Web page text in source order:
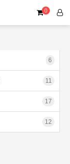
0
6
11
17
12